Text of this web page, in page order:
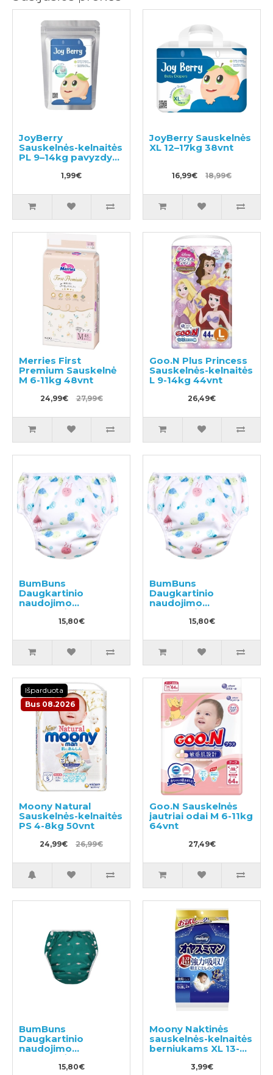
JoyBerry
Sauskelnės-kelnaitės
PL 9–14kg pavyzdys
1,99€
JoyBerry Sauskelnės
XL 12–17kg 38vnt
16,99€ 18,99€
Merries First
Premium Sauskelnė
M 6-11kg 48vnt
24,99€ 27,99€
Goo.N Plus Princess
Sauskelnės-kelnaitės
L 9-14kg 44vnt
26,49€
BumBuns
Daugkartinio
naudojimo
sauskelnės
plaukimui ir tualeto
15,80€
BumBuns
Daugkartinio
naudojimo
sauskelnės
plaukimui ir tualeto
15,80€
Išparduota
Bus 08.2026
Moony Natural
Sauskelnės-kelnaitės
PS 4-8kg 50vnt
24,99€ 26,99€
Goo.N Sauskelnės
jautriai odai M 6-11kg
64vnt
27,49€
BumBuns
Daugkartinio
naudojimo
sauskelnės
plaukimui ir tualeto
15,80€
Moony Naktinės
sauskelnės-kelnaitės
berniukams XL 13-
3,99€